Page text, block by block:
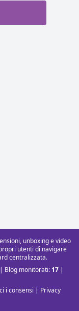
unboxing e video
utenti di navigare
centralizzata.
| Blog monitorati: 17 |
i consensi | Privacy